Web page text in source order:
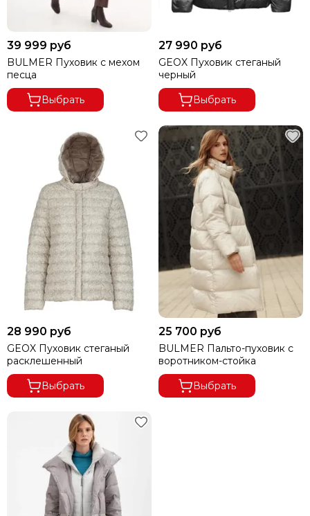
39 999 руб
BULMER Пуховик с мехом
песца
Выбрать
27 990 руб
GEOX Пуховик стеганый
черный
Выбрать
28 990 руб
GEOX Пуховик стеганый
расклешенный
Выбрать
25 700 руб
BULMER Пальто-пуховик с
воротником-стойка
Выбрать